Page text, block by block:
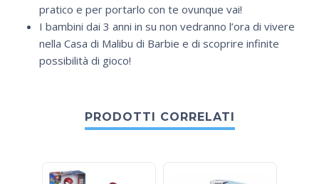
pratico e per portarlo con te ovunque vai!
I bambini dai 3 anni in su non vedranno l’ora di vivere
nella Casa di Malibu di Barbie e di scoprire infinite
possibilità di gioco!
PRODOTTI CORRELATI